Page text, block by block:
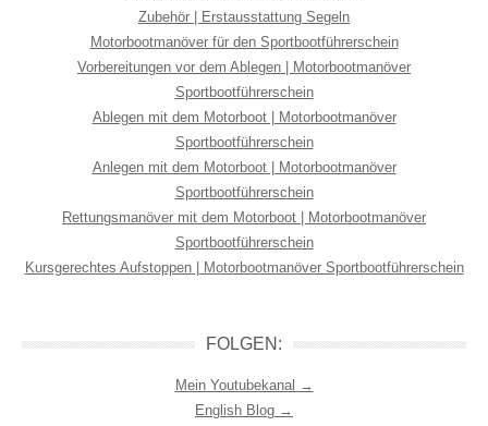
Zubehör | Erstausstattung Segeln
Motorbootmanöver für den Sportbootführerschein
Vorbereitungen vor dem Ablegen | Motorbootmanöver
Sportbootführerschein
Ablegen mit dem Motorboot | Motorbootmanöver
Sportbootführerschein
Anlegen mit dem Motorboot | Motorbootmanöver
Sportbootführerschein
Rettungsmanöver mit dem Motorboot | Motorbootmanöver
Sportbootführerschein
Kursgerechtes Aufstoppen | Motorbootmanöver Sportbootführerschein
FOLGEN:
Mein Youtubekanal →
English Blog →